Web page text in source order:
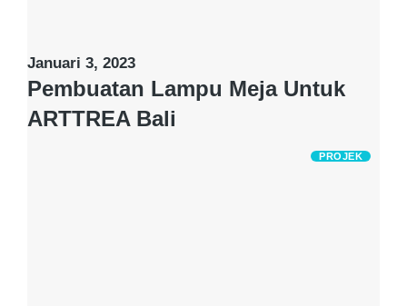
Januari 3, 2023
Pembuatan Lampu Meja Untuk
ARTTREA Bali
PROJEK